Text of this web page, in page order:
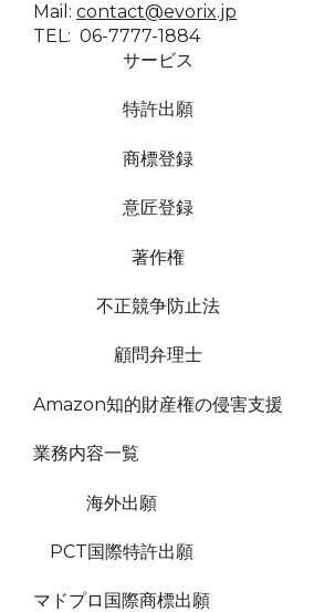
Mail: contact@evorix.jp
TEL: 06-7777-1884
サービス
特許出願
商標登録
意匠登録
著作権
不正競争防止法
顧問弁理士
Amazon知的財産権の侵害支援
業務内容一覧
海外出願
PCT国際特許出願
マドプロ国際商標出願